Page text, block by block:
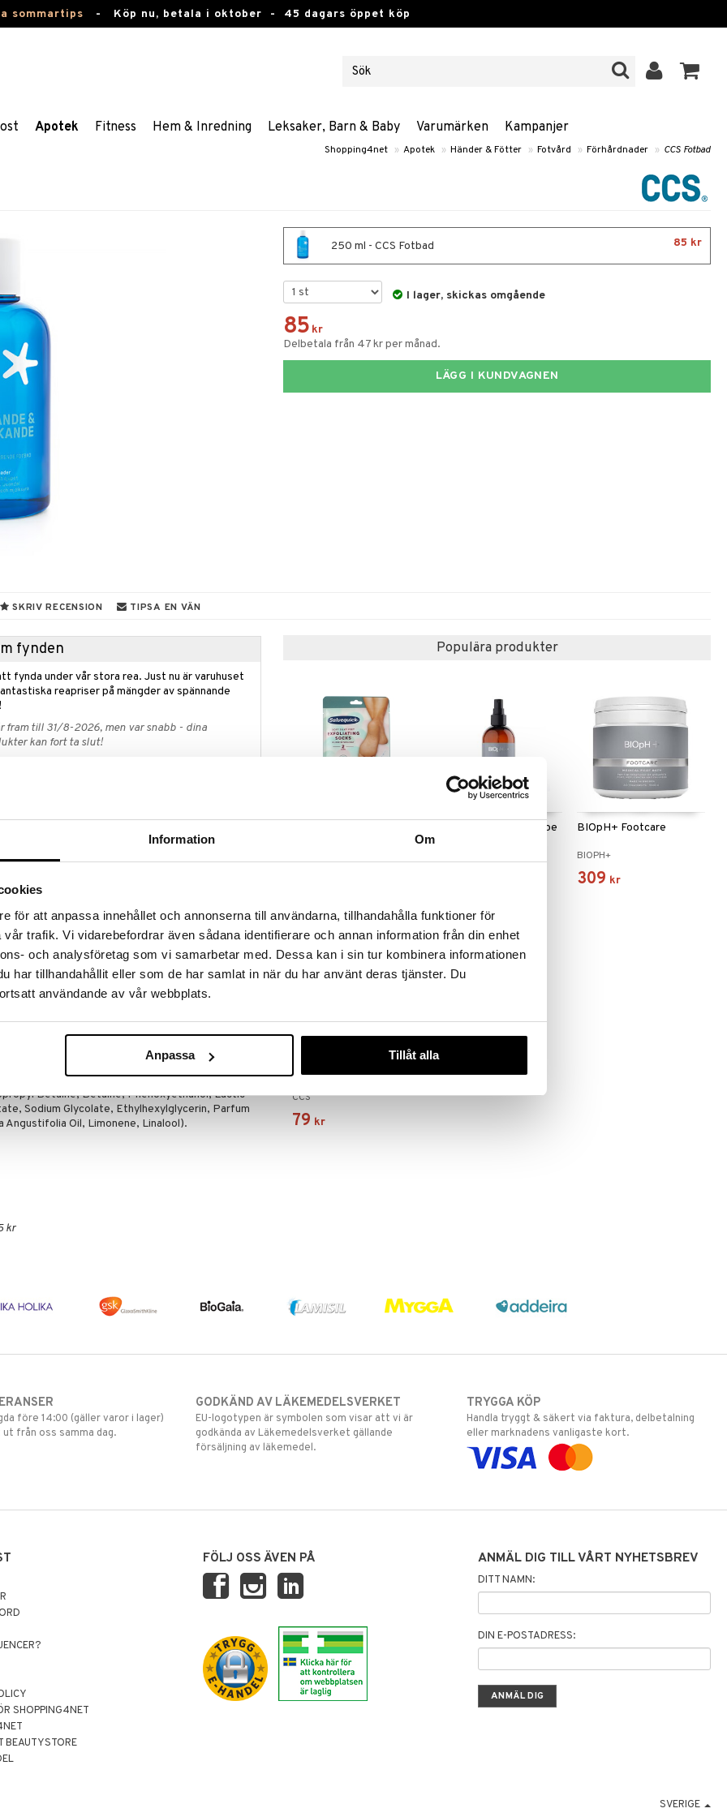
Information Om
för att anpassa innehållet och annonserna till användarna, tillhandahålla funktioner för
trafik. Vi vidarebefordrar även sådana identifierare och annan information från din enhet
och analysföretag som vi samarbetar med. Dessa kan i sin tur kombinera informationen
har tillhandahållit eller som de har samlat in när du har använt deras tjänster. Du
användande av vår webbplats.
Anpassa Tillåt alla
sommartips - Köp nu, betala i oktober - 45 dagars öppet köp
Apotek Fitness Hem & Inredning Leksaker, Barn & Baby Varumärken Kampanjer
Shopping4net » Apotek » Händer & Fötter » Fotvård » Förhårdnader » CCS Fotbad
250 ml - CCS Fotbad 85 kr
I lager, skickas omgående
85 kr
Delbetala från 47 kr per månad.
LÄGG I KUNDVAGNEN
SKRIV RECENSION TIPSA EN VÄN
fynden
fynda under vår stora rea. Just nu är varuhuset
reapriser på mängder av spännande
fram till 31/8-2026, men var snabb - dina
kan fort ta slut!
Fotbad är ett exfolierande och mjukgörande fotbad
torra, trötta fötter. Det är ett perfekt
med karbamid och mjölksyra avlägsnar döda
och lavendel.
fotbad med karbamid och mjölksyra
– idealiskt som första steg
och lavendel
låt fötterna koppla av 10-15 min. Räcker till ca
Använd inte på öppna sår. Undvik kontakt
7 Glyceryl Cocoate, Glycerin, Sodium Chloride,
Betaine, Betaine, Phenoxyethanol, Lactic
Sodium Glycolate, Ethylhexylglycerin, Parfum
Angustifolia Oil, Limonene, Linalool).
kr
Populära produkter
BIOpH+ Antifungal Shoe
Spray
BIOpH+ Footcare
BIOPH+
309 kr
CCS
79 kr
före 14:00 (gäller varor i lager)
från oss samma dag.
GODKÄND AV LÄKEMEDELSVERKET
EU-logotypen är symbolen som visar att vi är
godkända av Läkemedelsverket gällande
försäljning av läkemedel.
TRYGGA KÖP
Handla tryggt & säkert via faktura, delbetalning
eller marknadens vanligaste kort.
SHOPPING4NET
BEAUTYSTORE
FÖLJ OSS ÄVEN PÅ ANMÄL DIG TILL VÅRT NYHETSBREV
DITT NAMN:
DIN E-POSTADRESS:
SVERIGE